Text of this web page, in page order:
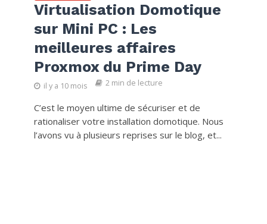
Virtualisation Domotique
sur Mini PC : Les
meilleures affaires
Proxmox du Prime Day
il y a 10 mois 2 min de lecture
C’est le moyen ultime de sécuriser et de
rationaliser votre installation domotique. Nous
l’avons vu à plusieurs reprises sur le blog, et...